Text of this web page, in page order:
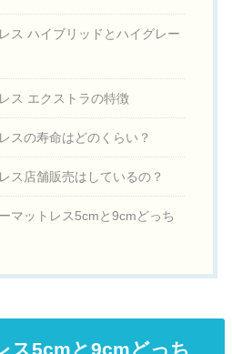
ス ハイブリッドとハイグレー
ス エクストラの特徴
スの寿命はどのくらい？
ス店舗販売はしているの？
マットレス5cmと9cmどっち
ス5cmと9cmどっち